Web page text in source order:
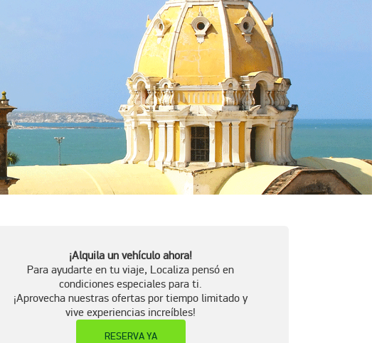
¡Alquila un vehículo ahora!
Para ayudarte en tu viaje, Localiza pensó en
condiciones especiales para ti.
¡Aprovecha nuestras ofertas por tiempo limitado y
vive experiencias increíbles!
RESERVA YA